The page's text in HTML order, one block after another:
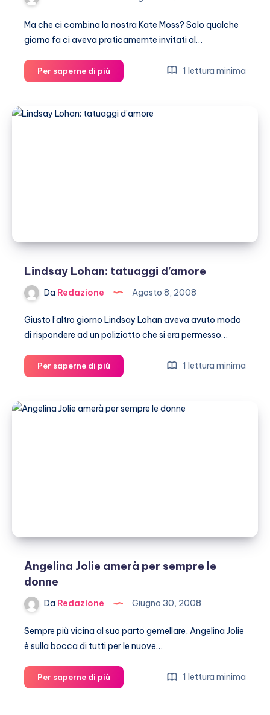
Ma che ci combina la nostra Kate Moss? Solo qualche
giorno fa ci aveva praticamemte invitati al…
Per saperne di più
lesbo
Kate
1 lettura minima
Lindsay Lohan: tatuaggi d’amore
Da Redazione Agosto 8, 2008
Giusto l’altro giorno Lindsay Lohan aveva avuto modo
di rispondere ad un poliziotto che si era permesso…
Per saperne di più
Lohan:
d’amore
1 lettura minima
Angelina Jolie amerà per sempre le
donne
Da Redazione Giugno 30, 2008
Sempre più vicina al suo parto gemellare, Angelina Jolie
è sulla bocca di tutti per le nuove…
Per saperne di più
Jolie
1 lettura minima